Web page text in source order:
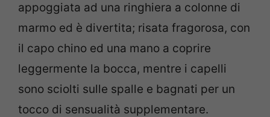
appoggiata ad una ringhiera a colonne di
marmo ed è divertita; risata fragorosa, con
il capo chino ed una mano a coprire
leggermente la bocca, mentre i capelli
sono sciolti sulle spalle e bagnati per un
tocco di sensualità supplementare.